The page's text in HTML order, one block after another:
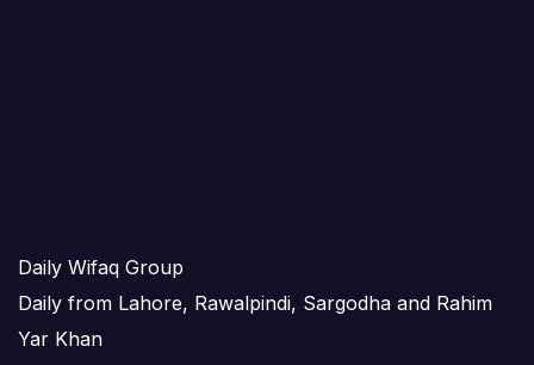
Daily Wifaq Group
Daily from Lahore, Rawalpindi, Sargodha and Rahim
Yar Khan